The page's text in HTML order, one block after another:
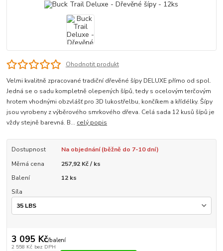
Ohodnotit produkt
Velmi kvalitně zpracované tradiční dřevěné šípy DELUXE přímo od spol.
Jedná se o sadu kompletně olepených šípů, tedy s ocelovým terčovým
hrotem vhodnými obzvlášť pro 3D lukostřelbu, končíkem a křídélky. Šípy
jsou vyrobeny z výběrového smrkového dřeva. Celá sada 12 kusů šípů je
vždy stejně barevná. B... celý popis
Dostupnost
Na objednání (běžně do 7-10 dní)
Měrná cena
257,92 Kč / ks
Balení
12 ks
Síla
3 095 Kč/balení
2 558 Kč bez DPH